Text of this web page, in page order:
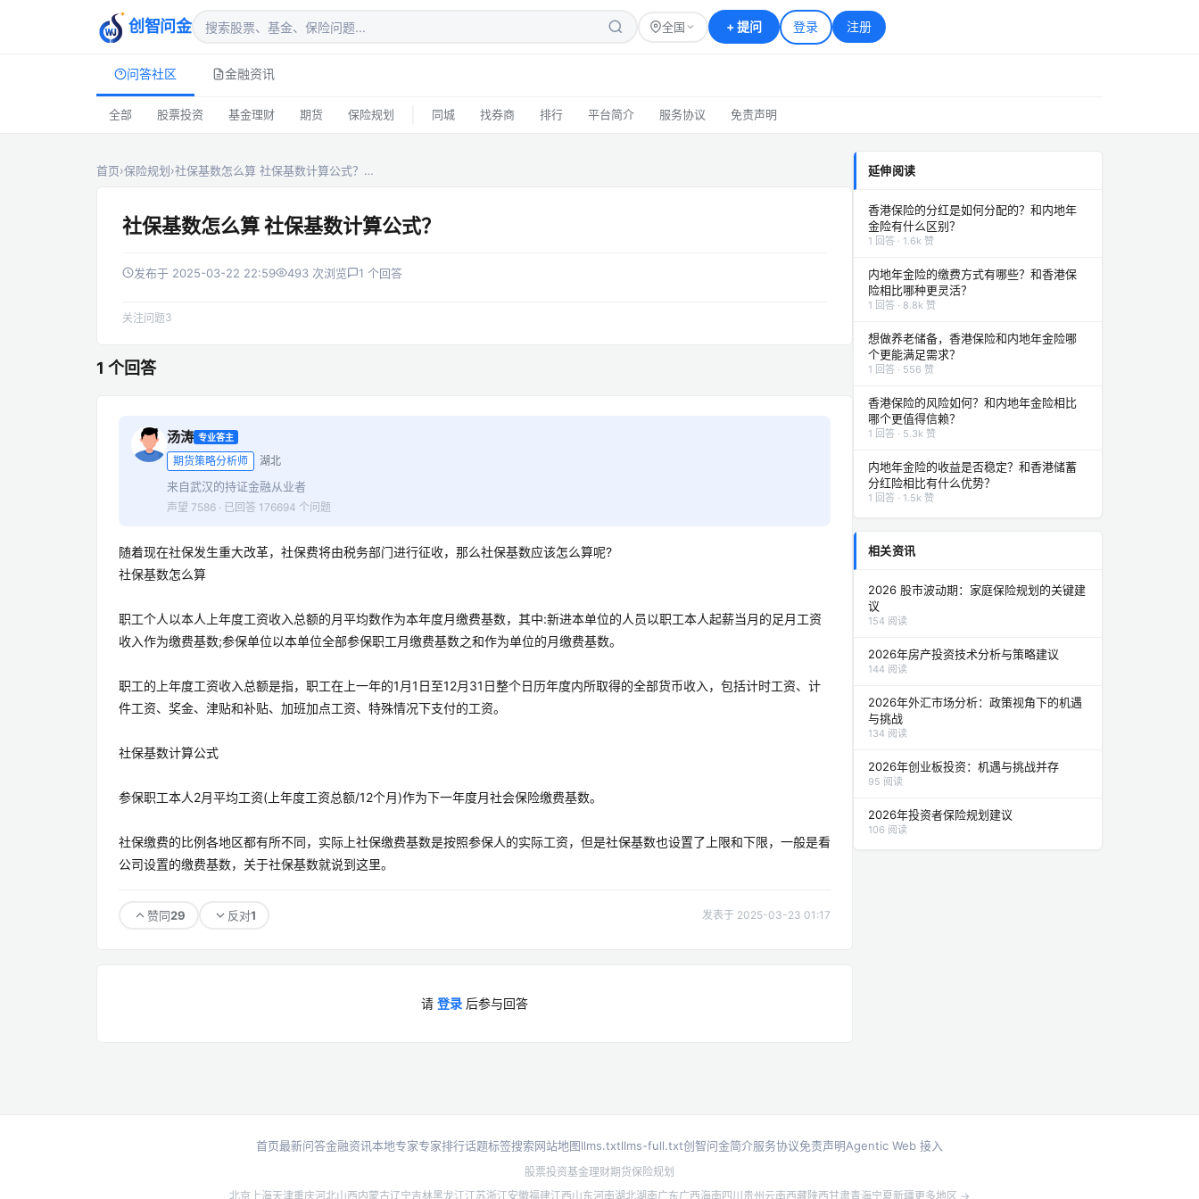
创智问金 全国 +提问 登录 注册
问答社区 金融资讯
全部 股票投资 基金理财 期货 保险规划 同城 找券商 排行 平台简介 服务协议 免责声明
首页›保险规划›社保基数怎么算 社保基数计算公式？…
社保基数怎么算 社保基数计算公式？
发布于 2025-03-22 22:59 493 次浏览 1 个回答
关注问题3
1 个回答
汤涛 专业答主
期货策略分析师 湖北
来自武汉的持证金融从业者
声望 7586 · 已回答 176694 个问题
随着现在社保发生重大改革，社保费将由税务部门进行征收，那么社保基数应该怎么算呢?
社保基数怎么算
职工个人以本人上年度工资收入总额的月平均数作为本年度月缴费基数，其中:新进本单位的人员以职工本人起薪当月的足月工资
收入作为缴费基数;参保单位以本单位全部参保职工月缴费基数之和作为单位的月缴费基数。
职工的上年度工资收入总额是指，职工在上一年的1月1日至12月31日整个日历年度内所取得的全部货币收入，包括计时工资、计
件工资、奖金、津贴和补贴、加班加点工资、特殊情况下支付的工资。
社保基数计算公式
参保职工本人2月平均工资(上年度工资总额/12个月)作为下一年度月社会保险缴费基数。
社保缴费的比例各地区都有所不同，实际上社保缴费基数是按照参保人的实际工资，但是社保基数也设置了上限和下限，一般是看
公司设置的缴费基数，关于社保基数就说到这里。
赞同29 反对1 发表于 2025-03-23 01:17
请 登录 后参与回答
延伸阅读
香港保险的分红是如何分配的？和内地年
金险有什么区别？
1 回答 · 1.6k 赞
内地年金险的缴费方式有哪些？和香港保
险相比哪种更灵活？
1 回答 · 8.8k 赞
想做养老储备，香港保险和内地年金险哪
个更能满足需求？
1 回答 · 556 赞
香港保险的风险如何？和内地年金险相比
哪个更值得信赖？
1 回答 · 5.3k 赞
内地年金险的收益是否稳定？和香港储蓄
分红险相比有什么优势？
1 回答 · 1.5k 赞
相关资讯
2026 股市波动期：家庭保险规划的关键建
议
154 阅读
2026年房产投资技术分析与策略建议
144 阅读
2026年外汇市场分析：政策视角下的机遇
与挑战
134 阅读
2026年创业板投资：机遇与挑战并存
95 阅读
2026年投资者保险规划建议
106 阅读
首页最新问答金融资讯本地专家专家排行话题标签搜索网站地图llms.txtllms-full.txt创智问金简介服务协议免责声明Agentic Web 接入
股票投资基金理财期货保险规划
北京 上海天津重庆河北山西内蒙古辽宁吉林黑龙江江苏浙江安徽福建江西山东河南湖北湖南广东广西海南四川贵州云南西藏陕西甘肃青海宁夏新疆更多地区 →